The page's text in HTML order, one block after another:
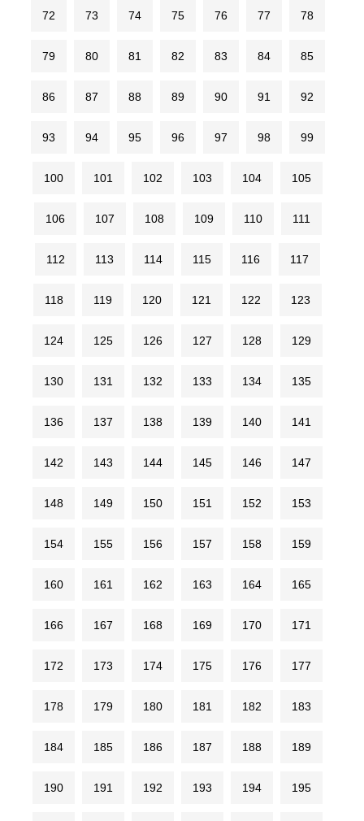
72 73 74 75 76 77 78
79 80 81 82 83 84 85
86 87 88 89 90 91 92
93 94 95 96 97 98 99
100 101 102 103 104 105
106 107 108 109 110 111
112 113 114 115 116 117
118 119 120 121 122 123
124 125 126 127 128 129
130 131 132 133 134 135
136 137 138 139 140 141
142 143 144 145 146 147
148 149 150 151 152 153
154 155 156 157 158 159
160 161 162 163 164 165
166 167 168 169 170 171
172 173 174 175 176 177
178 179 180 181 182 183
184 185 186 187 188 189
190 191 192 193 194 195